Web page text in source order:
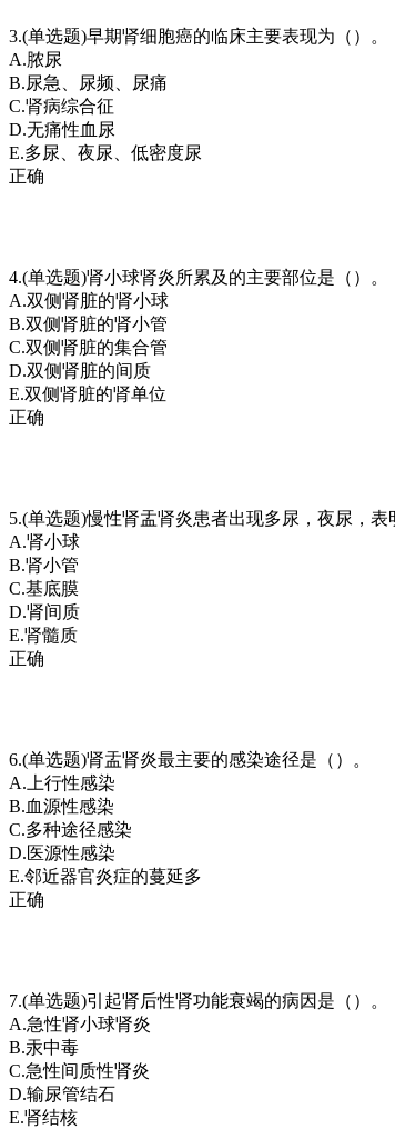
3.(单选题)早期肾细胞癌的临床主要表现为（）。
A.脓尿
B.尿急、尿频、尿痛
C.肾病综合征
D.无痛性血尿
E.多尿、夜尿、低密度尿
正确
4.(单选题)肾小球肾炎所累及的主要部位是（）。
A.双侧肾脏的肾小球
B.双侧肾脏的肾小管
C.双侧肾脏的集合管
D.双侧肾脏的间质
E.双侧肾脏的肾单位
正确
5.(单选题)慢性肾盂肾炎患者出现多尿，夜尿，表
A.肾小球
B.肾小管
C.基底膜
D.肾间质
E.肾髓质
正确
6.(单选题)肾盂肾炎最主要的感染途径是（）。
A.上行性感染
B.血源性感染
C.多种途径感染
D.医源性感染
E.邻近器官炎症的蔓延多
正确
7.(单选题)引起肾后性肾功能衰竭的病因是（）。
A.急性肾小球肾炎
B.汞中毒
C.急性间质性肾炎
D.输尿管结石
E.肾结核